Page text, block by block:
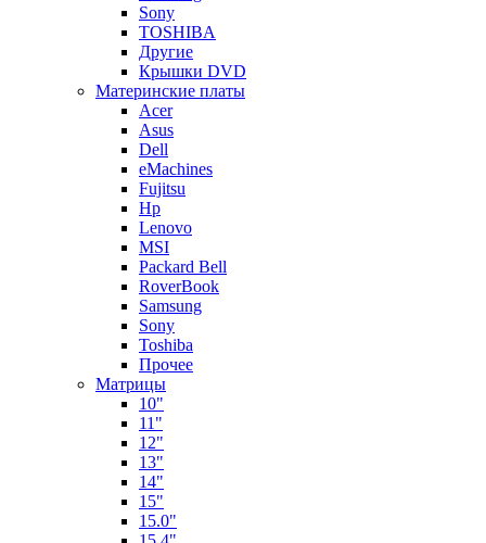
Sony
TOSHIBA
Другие
Крышки DVD
Материнские платы
Acer
Asus
Dell
eMachines
Fujitsu
Hp
Lenovo
MSI
Packard Bell
RoverBook
Samsung
Sony
Toshiba
Прочее
Матрицы
10"
11"
12"
13"
14"
15"
15.0"